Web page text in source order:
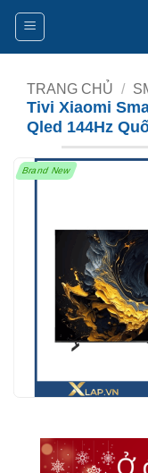
Bỏ
nội
TRANG CHỦ /
Tivi Xiaomi
Qled 144Hz
Brand New